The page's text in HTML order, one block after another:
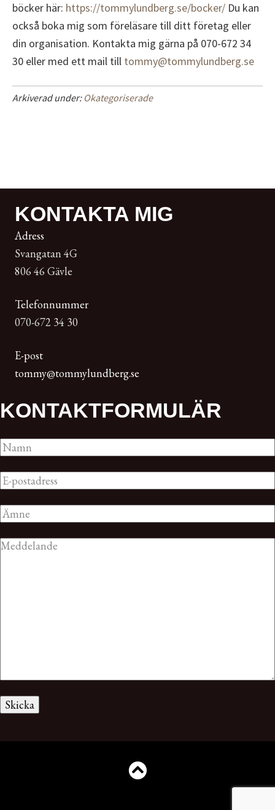
böcker här: https://tommylundberg.se/bocker/ Du kan
också boka mig som föreläsare till ditt företag eller
din organisation. Kontakta mig gärna på 070-672 34
30 eller med ett mail till tommy@tommylundberg.se
Arkiverad under: Okategoriserade
KONTAKTA MIG
Adress
Svangatan 4G
806 46 Gävle
Telefonnummer
070-672 34 30
E-post
tommy@tommylundberg.se
KONTAKT­FORMULÄR